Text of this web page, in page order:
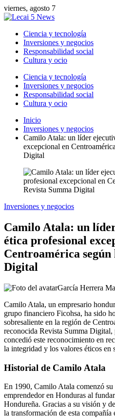
viernes, agosto 7
Ciencia y tecnología
Inversiones y negocios
Responsabilidad social
Cultura y ocio
Ciencia y tecnología
Inversiones y negocios
Responsabilidad social
Cultura y ocio
Inicio
Inversiones y negocios
Camilo Atala: un líder
excepcional en
Digital
Inversiones y negocios
Camilo Atala: un
ética profesional
Centroamérica según
Digital
García Herrera
Camilo Atala, un empresario
grupo financiero Ficohsa, ha sido
sobresaliente en la región de
reconocida Revista Summa Digital,
concedió este reconocimiento en
la integridad y los valores éticos en
Historial de Camilo Atala
En 1990, Camilo Atala comenzó
emprendedor en Honduras al
Hondureña. Gracias a su visión y
la transformación de esta